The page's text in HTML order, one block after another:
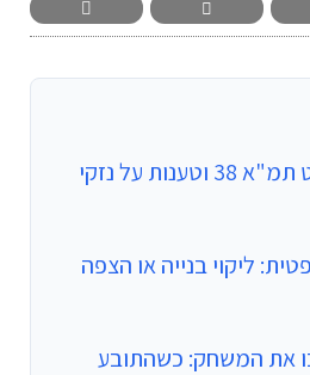
הרקע: פרויקט תמ"א 38 וטענות על נזקי
ליקוי בנייה או הצפה
את המשחק: כשהתובע